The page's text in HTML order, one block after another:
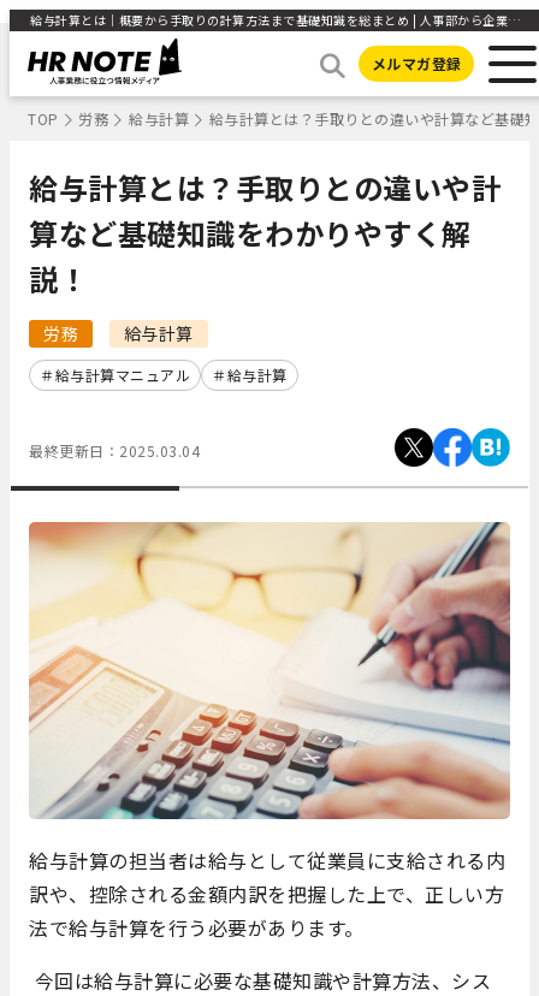
給与計算とは｜概要から手取りの計算方法まで基礎知識を総まとめ | 人事部から企業成長を応援するメディアHR NOTE
メルマガ登録
TOP 労務 給与計算 給与計算とは？手取りとの違いや計算など基礎
給与計算とは？手取りとの違いや計
算など基礎知識をわかりやすく解
説！
労務 給与計算
給与計算マニュアル 給与計算
最終更新日： 2025.03.04
給与計算の担当者は給与として従業員に支給される内
訳や、控除される金額内訳を把握した上で、正しい方
法で給与計算を行う必要があります。
今回は給与計算に必要な基礎知識や計算方法、シス